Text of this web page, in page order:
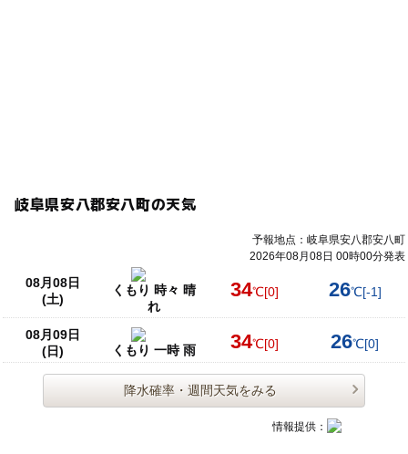
岐阜県安八郡安八町の天気
予報地点：岐阜県安八郡安八町
2026年08月08日 00時00分発表
08月08日
(土)
くもり 時々 晴
れ
34℃[0] 26℃[-1]
08月09日
(日)
くもり 一時 雨 34℃[0] 26℃[0]
降水確率・週間天気をみる
情報提供：